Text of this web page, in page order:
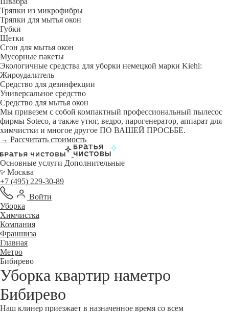
Тряпки из микрофибры
Тряпки для мытья окон
Губки
Щетки
Сгон для мытья окон
Мусорные пакеты
Экологичные средства для уборки немецкой марки Kiehl:
Жироудалитель
Средство для дезинфекции
Универсальное средство
Средство для мытья окон
Мы привезем с собой компактный профессиональный пылесос
фирмы Soteco, а также утюг, ведро, парогенератор, аппарат для
химчистки и многое другое ПО ВАШЕЙ ПРОСЬБЕ.
→ Рассчитать стоимость
Основные услуги Дополнительные
Москва
+7 (495) 229-30-89
Войти
Уборка
Химчистка
Компания
Франшиза
Главная
Метро
Бибирево
Уборка квартир наметро
Бибирево
Наш клинер приезжает в назначенное время со всем